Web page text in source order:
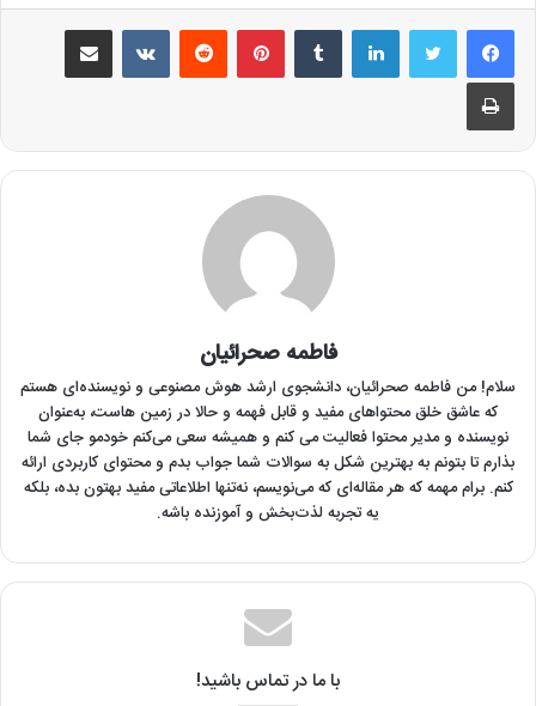
لینکدین ‫تامبلر ‫پین‌ترست‫رددیت ‫VKontakteاشتراک گذاری از طریق ایمیل
چاپ
فاطمه صحرائیان
سلام! من فاطمه صحرائیان‌، دانشجوی ارشد هوش مصنوعی و نویسنده‌ای هستم
که عاشق خلق محتواهای مفید و قابل فهمه و حالا در زمین هاست، به‌عنوان
نویسنده و مدیر محتوا فعالیت می کنم و همیشه سعی می‌کنم خودمو جای شما
بذارم تا بتونم به بهترین شکل به سوالات شما جواب بدم و محتوای کاربردی ارائه
کنم. برام مهمه که هر مقاله‌ای که می‌نویسم، نه‌تنها اطلاعاتی مفید بهتون بده، بلکه
یه تجربه لذت‌بخش و آموزنده باشه.
با ما در تماس باشید!